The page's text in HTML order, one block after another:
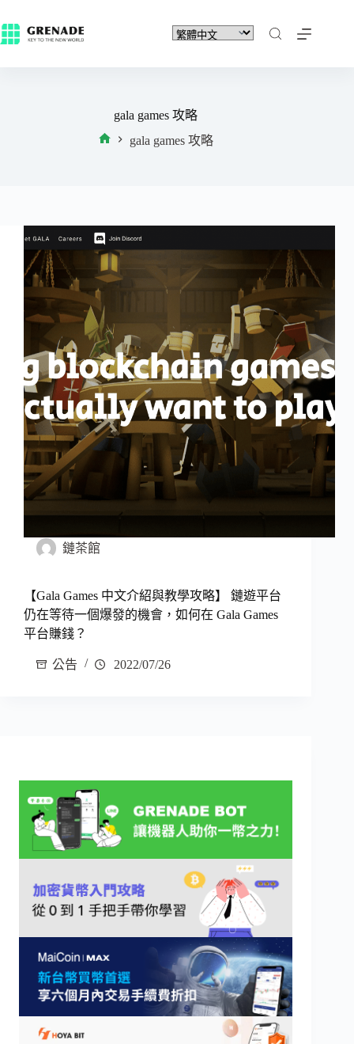
gala games 攻略
gala games 攻略
鏈茶館
【Gala Games 中文介紹與教學攻略】 鏈遊平台
仍在等待一個爆發的機會，如何在 Gala Games
平台賺錢？
公告 2022/07/26